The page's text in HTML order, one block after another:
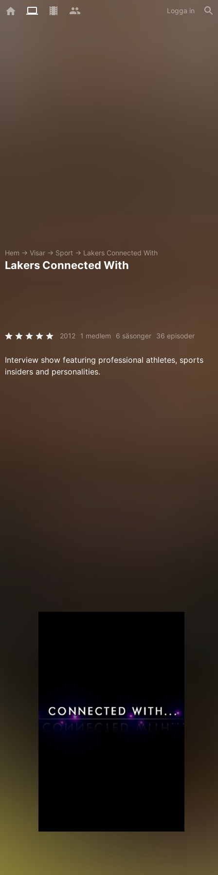
Logga in
Hem → Visar → Sport → Lakers Connected With
Lakers Connected With
2012 1 medlem 6 säsonger 36 episoder
Interview show featuring professional athletes, sports
insiders and personalities.